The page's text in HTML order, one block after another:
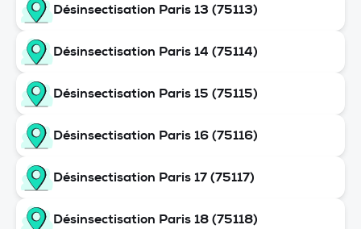
Désinsectisation Paris 13 (75113)
Désinsectisation Paris 14 (75114)
Désinsectisation Paris 15 (75115)
Désinsectisation Paris 16 (75116)
Désinsectisation Paris 17 (75117)
Désinsectisation Paris 18 (75118)